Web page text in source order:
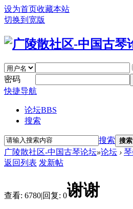
设为首页收藏本站
切换到宽版
密码
快捷导航
论坛BBS
搜索
搜索 搜索
广陵散社区-中国古琴论坛»论坛 ›
返回列表 发新帖
查看: 6780|回复: 0谢谢